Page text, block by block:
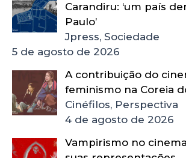
Carandiru: ‘um país
Paulo’
Jpress, Sociedade
5 de agosto de 2026
A contribuição do
feminismo na Coreia
Cinéfilos, Perspectiva
4 de agosto de 2026
Vampirismo no